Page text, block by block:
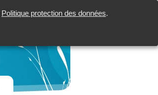
Politique protection des données.